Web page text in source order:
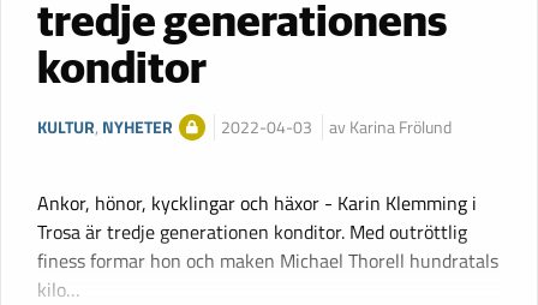
tredje generationens
konditor
KULTUR, NYHETER 2022-04-03 av Karina Frölund
Ankor, hönor, kycklingar och häxor - Karin Klemming i
Trosa är tredje generationen konditor. Med outröttlig
finess formar hon och maken Michael Thorell hundratals
kilo…